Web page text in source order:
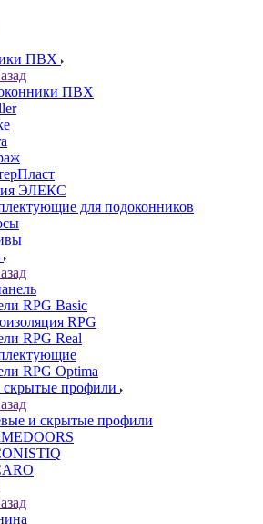
ПВХ
ПВХ
ЭЛЕКС
для подоконников
RPG Basic
RPG
RPG Real
RPG Optima
скрытые профили
и скрытые профили